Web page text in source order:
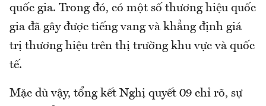
quốc gia. Trong đó, có một số thương hiệu quốc
gia đã gây được tiếng vang và khẳng định giá
trị thương hiệu trên thị trường khu vực và quốc
tế.
Mặc dù vậy, tổng kết Nghị quyết 09 chỉ rõ, sự